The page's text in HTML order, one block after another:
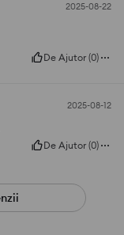
2025-08-22
De Ajutor (0)
2025-08-12
De Ajutor (0)